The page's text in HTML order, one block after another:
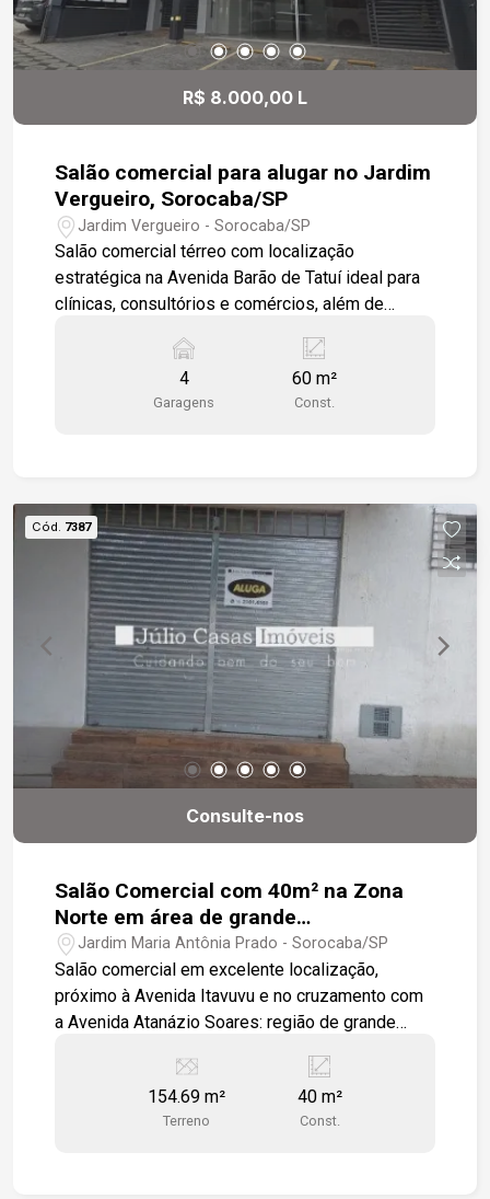
R$ 8.000,00 L
Salão comercial para alugar no Jardim
Vergueiro, Sorocaba/SP
Jardim Vergueiro - Sorocaba/SP
Salão comercial térreo com localização
estratégica na Avenida Barão de Tatuí ideal para
clínicas, consultórios e comércios, além de
área total; -2 banheiros, sendo 1 PCD; -Cozinha; -
Ar-condicionado; -4 vagas rotativas para clientes
em frente ao imóvel; -Segurança com alarme e
4
Garagens
60 m²
Const.
Cód. 7387
Consulte-nos
Salão Comercial com 40m² na Zona
Norte em área de grande
concentração Comercial.
Jardim Maria Antônia Prado - Sorocaba/SP
Salão comercial em excelente localização,
próximo à Avenida Itavuvu e no cruzamento com
a Avenida Atanázio Soares: região de grande
totalmente revestido, conta com porta de enrolar
e piso cerâmico, oferecendo praticidade e pronto
uso para diversos tipos de negócio.
154.69 m²
Terreno
40 m²
Const.